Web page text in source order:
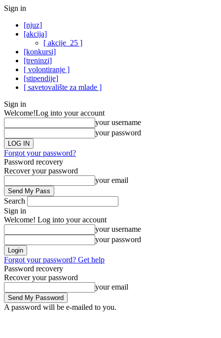
Sign in
[njuz]
[akcija]
[ akcije_25 ]
[konkursi]
[treninzi]
[ volontiranje ]
[stipendije]
[ savetovalište za mlade ]
Sign in
Welcome!Log into your account
your username
your password
Forgot your password?
Password recovery
Recover your password
your email
Search
Sign in
Welcome! Log into your account
your username
your password
Forgot your password? Get help
Password recovery
Recover your password
your email
A password will be e-mailed to you.